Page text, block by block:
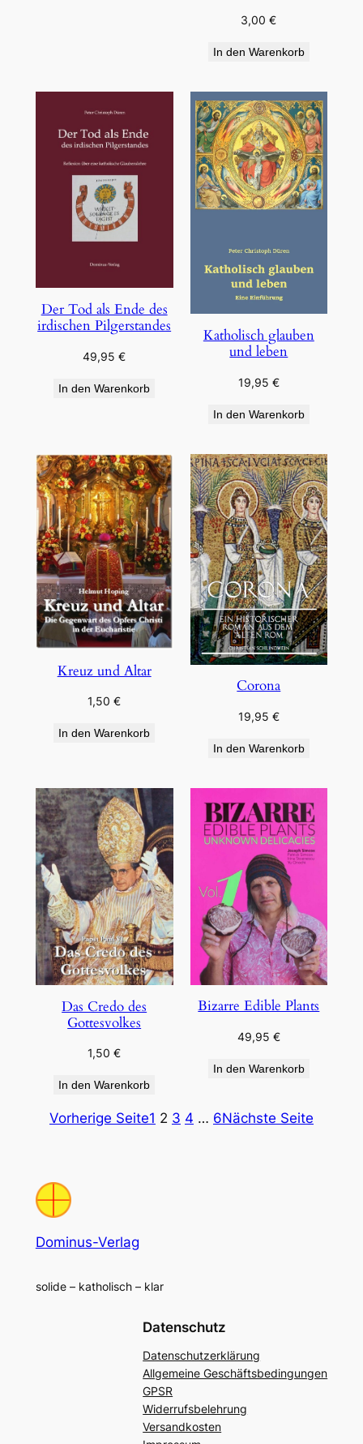
3,00€
In den Warenkorb
Der Tod als Ende des
irdischen Pilgerstandes
49,95€
In den Warenkorb
Katholisch glauben
und leben
19,95 €
In den Warenkorb
Kreuz und Altar
1,50€
In den Warenkorb
Corona
19,95 €
In den Warenkorb
Das Credo des
Gottesvolkes
1,50€
In den Warenkorb
Bizarre Edible Plants
49,95 €
In den Warenkorb
Vorherige Seite1 2 3 4 … 6Nächste Seite
Dominus-Verlag
solide – katholisch – klar
Datenschutz
Datenschutzerklärung
Allgemeine Geschäftsbedingungen
GPSR
Widerrufsbelehrung
Versandkosten